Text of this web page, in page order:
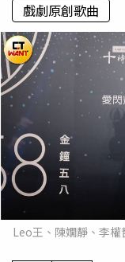
戲劇原創歌曲
Leo王、陳嫺靜、李